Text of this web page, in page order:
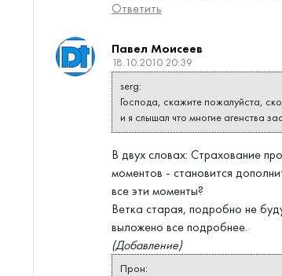
Ответить
Павел Моисеев
18.10.2010 20:39
serg:
Господа, скажите пожалуйста,
и я слышал что многие агенства
В двух словах: Страхование
моментов - становится
все эти моменты?
Ветка старая, подробно не
выложено все подробнее.
(Добавление)
Прон: